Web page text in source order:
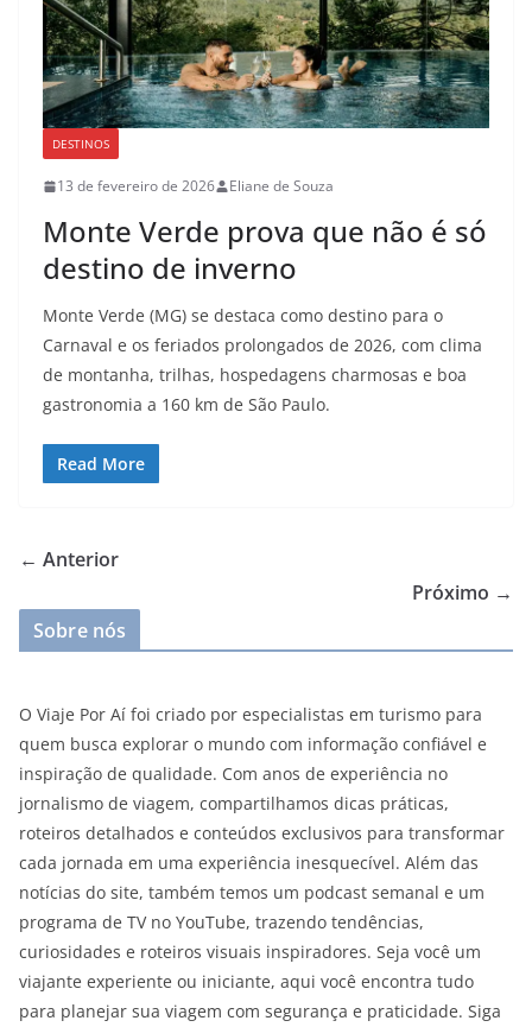
DESTINOS
13 de fevereiro de 2026 Eliane de Souza
Monte Verde prova que não é só
destino de inverno
Monte Verde (MG) se destaca como destino para o
Carnaval e os feriados prolongados de 2026, com clima
de montanha, trilhas, hospedagens charmosas e boa
gastronomia a 160 km de São Paulo.
Read More
← Anterior
Próximo →
Sobre nós
O Viaje Por Aí foi criado por especialistas em turismo para
quem busca explorar o mundo com informação confiável e
inspiração de qualidade. Com anos de experiência no
jornalismo de viagem, compartilhamos dicas práticas,
roteiros detalhados e conteúdos exclusivos para transformar
cada jornada em uma experiência inesquecível. Além das
notícias do site, também temos um podcast semanal e um
programa de TV no YouTube, trazendo tendências,
curiosidades e roteiros visuais inspiradores. Seja você um
viajante experiente ou iniciante, aqui você encontra tudo
para planejar sua viagem com segurança e praticidade. Siga